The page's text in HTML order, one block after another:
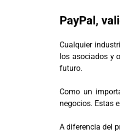
PayPal,
Cualquier
los asociados y
futuro.
Como un
negocios. Estas
A diferencia del